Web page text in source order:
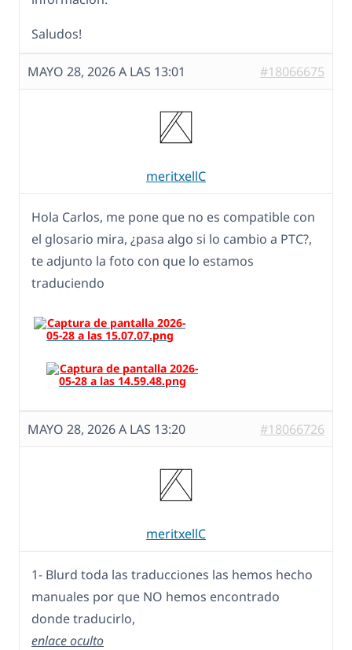
Saludos!
MAYO 28, 2026 A LAS 13:01 #18066675
meritxellC
Hola Carlos, me pone que no es compatible con
el glosario mira, ¿pasa algo si lo cambio a PTC?,
te adjunto la foto con que lo estamos
traduciendo
MAYO 28, 2026 A LAS 13:20 #18066726
meritxellC
1- Blurd toda las traducciones las hemos hecho
manuales por que NO hemos encontrado
donde traducirlo,
enlace oculto